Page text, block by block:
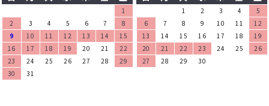
1
2
3 4 5 6 7
8
9
10 11 12 13 14
15
16
17 18 19 20 21
22
23
24 25 26 27 28
29
30
31
1 2 3 4
5
6
7 8 9 10 11
12
13
14 15 16 17 18
19
20
21 22 23 24 25
26
27
28 29 30